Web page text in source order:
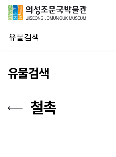
유물검색
유물검색
철촉